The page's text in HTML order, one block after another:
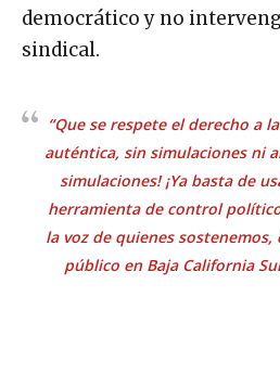
democrático y no
sindical.
“Que se respete el derecho a
auténtica, sin simulaciones ni
simulaciones! ¡Ya basta de
herramienta de control
la voz de quienes
público en Baja California